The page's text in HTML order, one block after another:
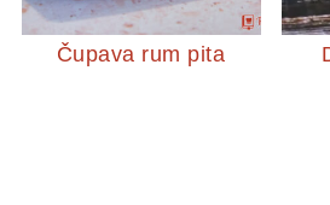
Čupava rum pita